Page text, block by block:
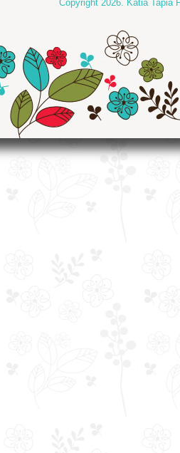
Copyright 2026. Katia Tapia